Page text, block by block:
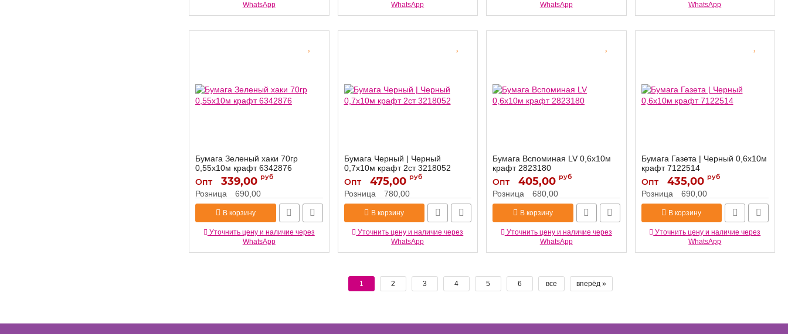
WhatsApp
WhatsApp
WhatsApp
WhatsApp
Бумага Зеленый хаки 70гр
0,55х10м крафт 6342876
Артикул: 6342876
Опт 339,00 руб
Розница 690,00
В корзину
Уточнить цену и наличие через
WhatsApp
Бумага Черный | Черный
0,7х10м крафт 2ст 3218052
Артикул: 3218052
Опт 475,00 руб
Розница 780,00
В корзину
Уточнить цену и наличие через
WhatsApp
Бумага Вспоминая LV 0,6х10м
крафт 2823180
Артикул: 2823180
Опт 405,00 руб
Розница 680,00
В корзину
Уточнить цену и наличие через
WhatsApp
Бумага Газета | Черный 0,6х10м
крафт 7122514
Артикул: 7122514
Опт 435,00 руб
Розница 690,00
В корзину
Уточнить цену и наличие через
WhatsApp
1 2 3 4 5 6 все вперёд »